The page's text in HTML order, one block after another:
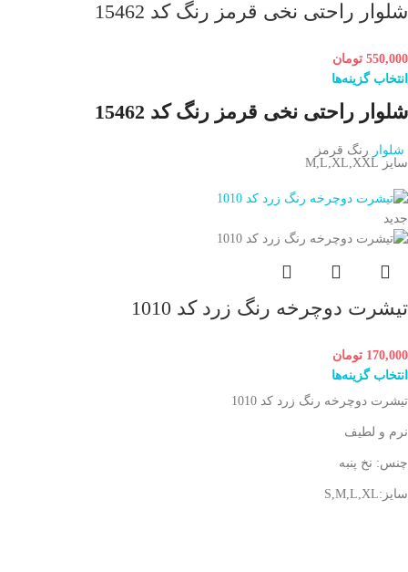
شلوار راحتی نخی قرمز رنگ کد 15462
550,000 تومان
انتخاب گزینه‌ها
شلوار راحتی نخی قرمز رنگ کد 15462
شلوار رنگ قرمز
سایز M,L,XL,XXL
جدید
تیشرت دوچرخه رنگ زرد کد 1010
170,000 تومان
انتخاب گزینه‌ها
تیشرت دوچرخه رنگ زرد کد 1010
نرم و لطیف
چنس: نخ پنبه
سایز:S,M,L,XL